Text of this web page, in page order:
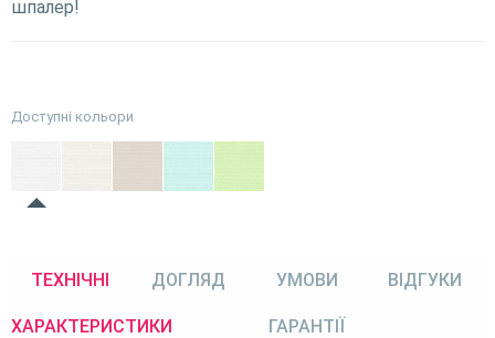
шпалер!
Доступні кольори
ТЕХНІЧНІ
ХАРАКТЕРИСТИКИ
ДОГЛЯД УМОВИ
ГАРАНТІЇ
ВІДГУКИ